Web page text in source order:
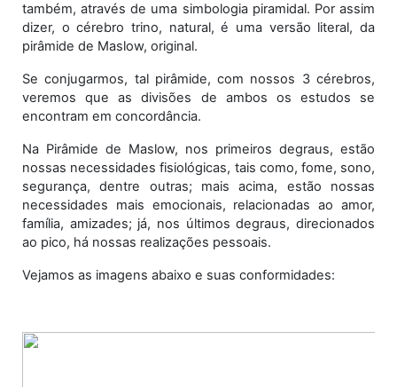
também, através de uma simbologia piramidal. Por assim
dizer, o cérebro trino, natural, é uma versão literal, da
pirâmide de Maslow, original.
Se conjugarmos, tal pirâmide, com nossos 3 cérebros,
veremos que as divisões de ambos os estudos se
encontram em concordância.
Na Pirâmide de Maslow, nos primeiros degraus, estão
nossas necessidades fisiológicas, tais como, fome, sono,
segurança, dentre outras; mais acima, estão nossas
necessidades mais emocionais, relacionadas ao amor,
família, amizades; já, nos últimos degraus, direcionados
ao pico, há nossas realizações pessoais.
Vejamos as imagens abaixo e suas conformidades: